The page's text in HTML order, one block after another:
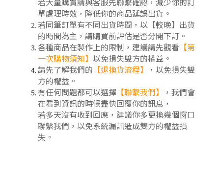
單處理時效，降低你的商品延誤出貨。
若同筆訂單有不同出貨時間，以【較晚】出貨
的時間為主，請購買前評估是否分開下訂 。
各種商品在製作上的限制，建議請先觀看 【第
一次購物須知】 以免損失雙方的權益。
請先了解我們的 【退換貨流程】
，以免損失雙
方的權益。
有任何問題都可以選擇 【聯繫我們】
，我們會
在看到資訊的時候盡快回覆你的訊息，
若多天沒有收到回應，建議你多更換幾個窗口
聯繫我們，以免系統漏訊造成雙方的權益損
失。